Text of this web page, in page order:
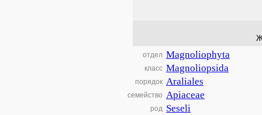
отдел Magnoliophyta
класс Magnoliopsida
порядок Araliales
семейство Apiaceae
род Seseli